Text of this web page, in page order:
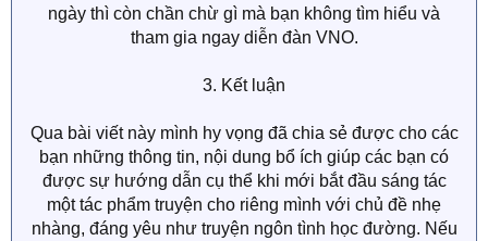
nâng tầm cao mới vừa được góp ý cải thiện hơn từng
ngày thì còn chần chừ gì mà bạn không tìm hiểu và
Qua bài viết này mình hy vọng đã chia sẻ được cho các
bạn những thông tin, nội dung bổ ích giúp các bạn có
được sự hướng dẫn cụ thể khi mới bắt đầu sáng tác
một tác phẩm truyện cho riêng mình với chủ đề nhẹ